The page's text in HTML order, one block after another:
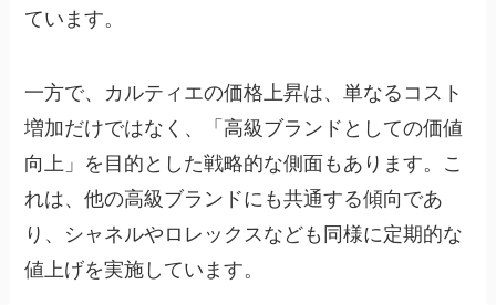
ています。
一方で、カルティエの価格上昇は、単なるコスト
増加だけではなく、「高級ブランドとしての価値
向上」を目的とした戦略的な側面もあります。こ
れは、他の高級ブランドにも共通する傾向であ
り、シャネルやロレックスなども同様に定期的な
値上げを実施しています。